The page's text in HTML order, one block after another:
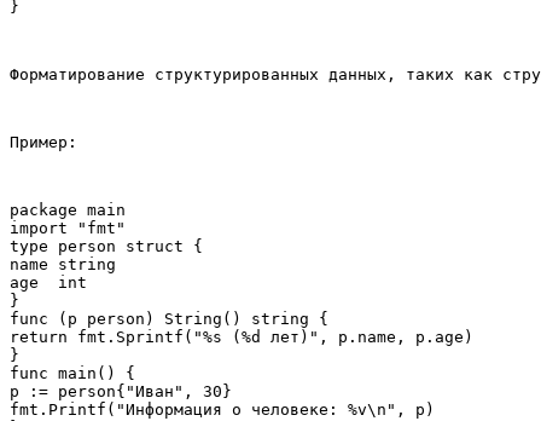
Форматирование структурированных данных, таких как
Пример:
package main
import "fmt"
type person struct {
name string
age  int
}
func (p person) String() string {
return fmt.Sprintf("%s (%d лет)", p.name, p.age)
}
func main() {
p := person{"Иван", 30}
fmt.Printf("Информация о человеке: %v\n", p)